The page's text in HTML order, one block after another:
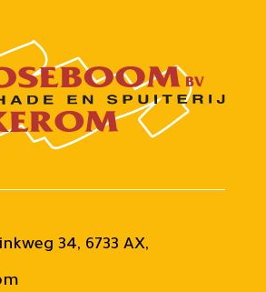
34, 6733 AX,